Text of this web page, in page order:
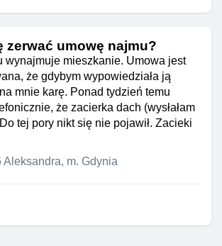
zerwać umowę najmu?
wynajmuje mieszkanie. Umowa jest
że gdybym wypowiedziała ją
mnie karę. Ponad tydzień temu
że zacierka dach (wysłałam
tej pory nikt się nie pojawił. Zacieki
Aleksandra, m. Gdynia